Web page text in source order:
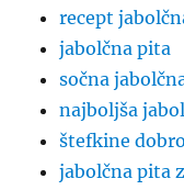
recept
jabolčna pita
sočna
najboljša
štefkine
jabolčna pita